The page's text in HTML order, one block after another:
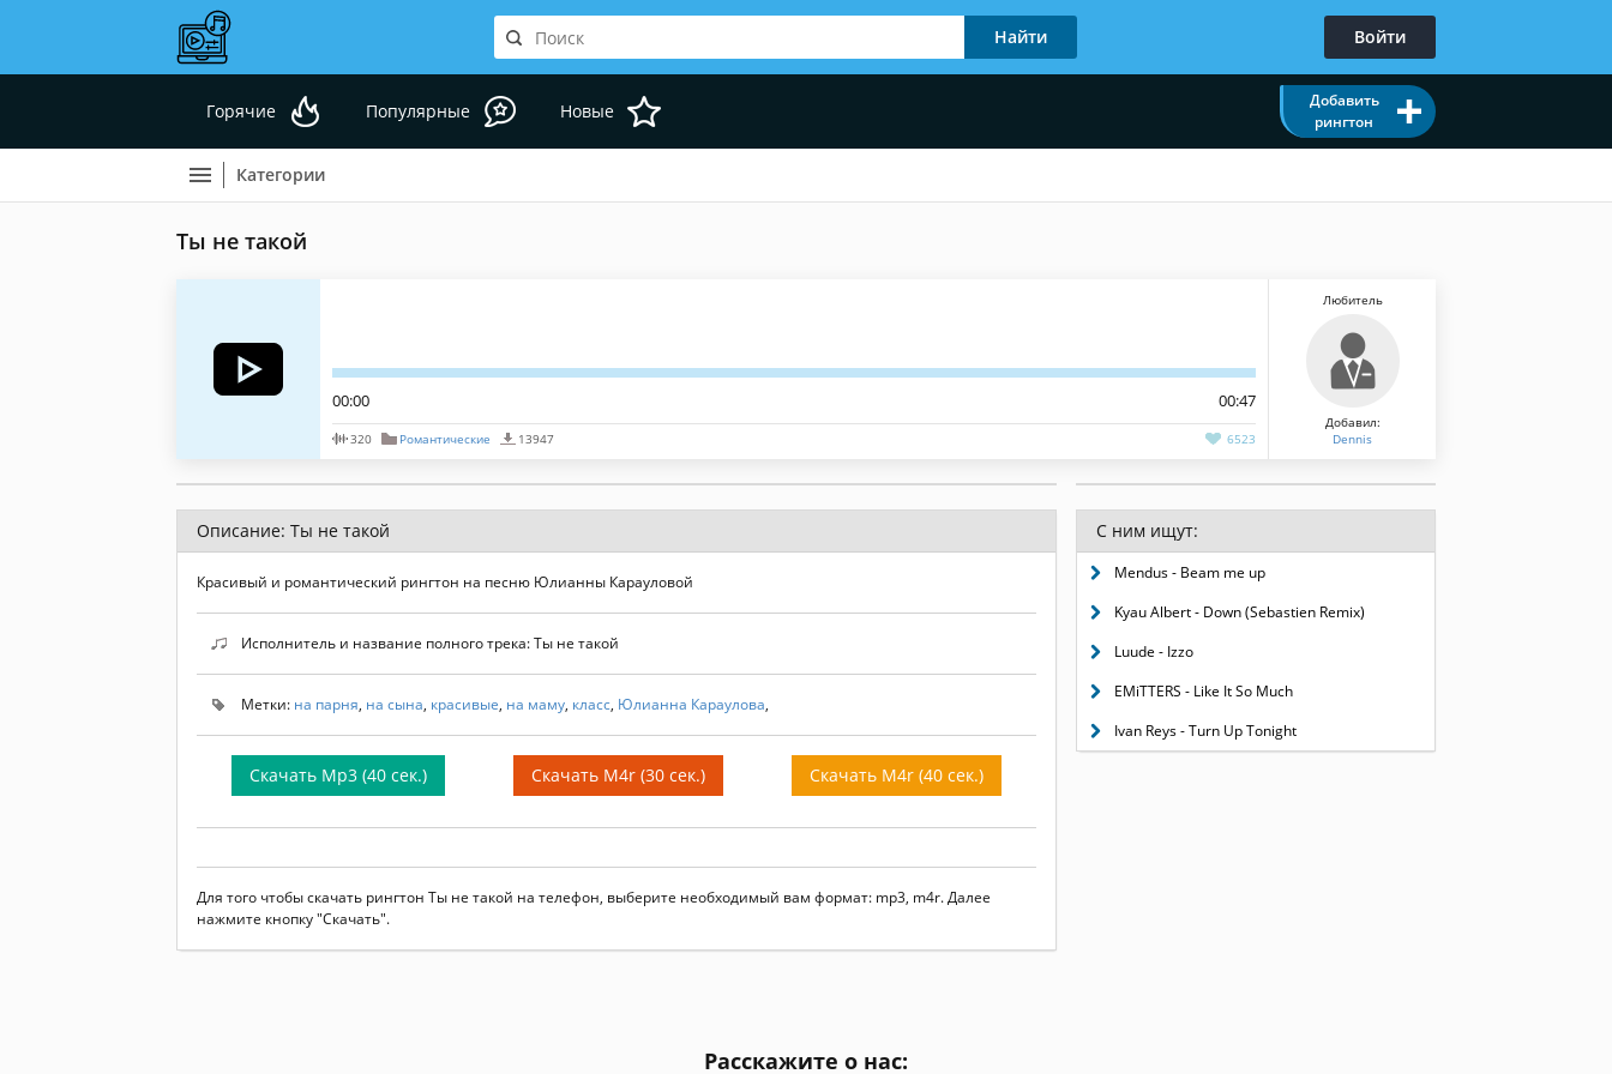
Войти
Горячие Популярные Новые
Добавить
рингтон
Категории
Ты не такой
00:00 00:47
320 Романтические 13947 6523
Любитель
Добавил:
Dennis
Описание: Ты не такой
Красивый и романтический рингтон на песню Юлианны Карауловой
Исполнитель и название полного трека: Ты не такой
Метки: на парня, на сына, красивые, на маму, класс, Юлианна Караулова,
Скачать Mp3 (40 сек.) Скачать M4r (30 сек.) Скачать M4r (40 сек.)
Для того чтобы скачать рингтон Ты не такой на телефон, выберите необходимый вам формат: mp3, m4r. Далее
нажмите кнопку "Скачать".
С ним ищут:
Mendus - Beam me up
Kyau Albert - Down (Sebastien Remix)
Luude - Izzo
EMiTTERS - Like It So Much
Ivan Reys - Turn Up Tonight
Расскажите о нас: